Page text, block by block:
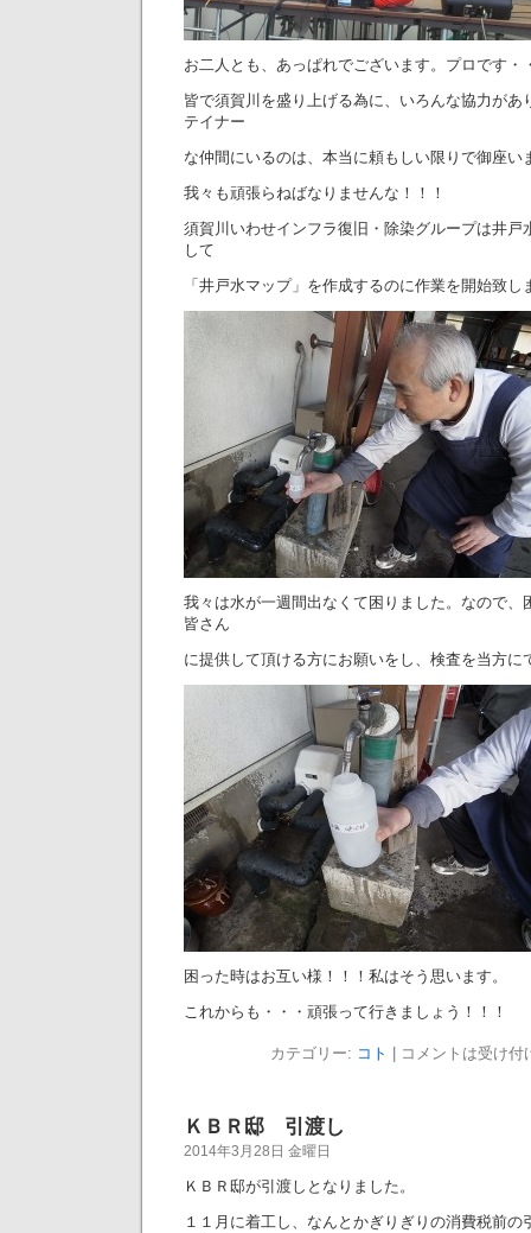
お二人とも、あっぱれでございます。プロです・
皆で須賀川を盛り上げる為に、いろんな協力があ
テイナー
な仲間にいるのは、本当に頼もしい限りで御座い
我々も頑張らねばなりませんな！！！
須賀川いわせインフラ復旧・除染グループは井戸
して
「井戸水マップ」を作成するのに作業を開始致し
我々は水が一週間出なくて困りました。なので、
皆さん
に提供して頂ける方にお願いをし、検査を当方に
困った時はお互い様！！！私はそう思います。
これからも・・・頑張って行きましょう！！！
カテゴリー: コト コメントは受け付
ＫＢＲ邸 引渡し
2014年3月28日 金曜日
ＫＢＲ邸が引渡しとなりました。
１１月に着工し、なんとかぎりぎりの消費税前の